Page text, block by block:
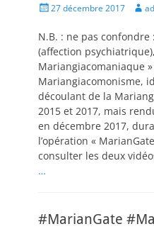
Posted27 décembre 2017
N.B. : ne pas
(affection
Mariangiacomaniaque
Mariangiacomonisme,
découlant de la
2015 et 2017, mais
en décembre 2017,
l’opération «
consulter les deux
…
#MarianGate